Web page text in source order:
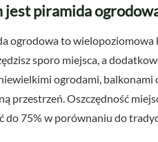
jest piramida
ogrodowa to
sporo miejsca, a
ogrodami, balkonami
przestrzeń. Oszczędność
do 75% w porównaniu do